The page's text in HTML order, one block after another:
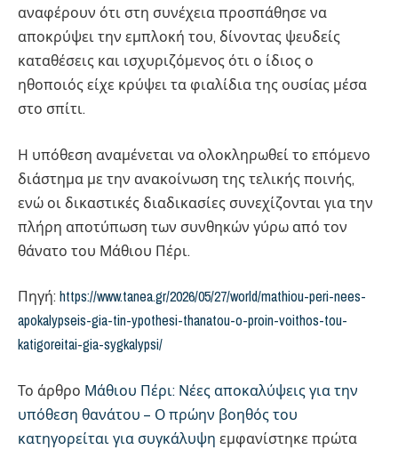
αναφέρουν ότι στη συνέχεια προσπάθησε να
αποκρύψει την εμπλοκή του, δίνοντας ψευδείς
καταθέσεις και ισχυριζόμενος ότι ο ίδιος ο
ηθοποιός είχε κρύψει τα φιαλίδια της ουσίας μέσα
στο σπίτι.
Η υπόθεση αναμένεται να ολοκληρωθεί το επόμενο
διάστημα με την ανακοίνωση της τελικής ποινής,
ενώ οι δικαστικές διαδικασίες συνεχίζονται για την
πλήρη αποτύπωση των συνθηκών γύρω από τον
θάνατο του Μάθιου Πέρι.
Πηγή: https://www.tanea.gr/2026/05/27/world/mathiou-peri-nees-
apokalypseis-gia-tin-ypothesi-thanatou-o-proin-voithos-tou-
katigoreitai-gia-sygkalypsi/
Το άρθρο Μάθιου Πέρι: Νέες αποκαλύψεις για την
υπόθεση θανάτου – Ο πρώην βοηθός του
κατηγορείται για συγκάλυψη εμφανίστηκε πρώτα